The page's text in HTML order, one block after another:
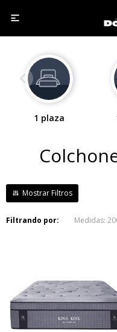

1 plaza
Filtrando por: Medidas:
El modelo Virginia el
producto de mayor altura
la línea Reserve Luxury de
King Koil. Desde el primer
contacto su excepcional
tejido de punto ofrece un